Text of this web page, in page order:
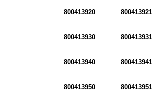
800413920 800413921
800413930 800413931
800413940 800413941
800413950 800413951